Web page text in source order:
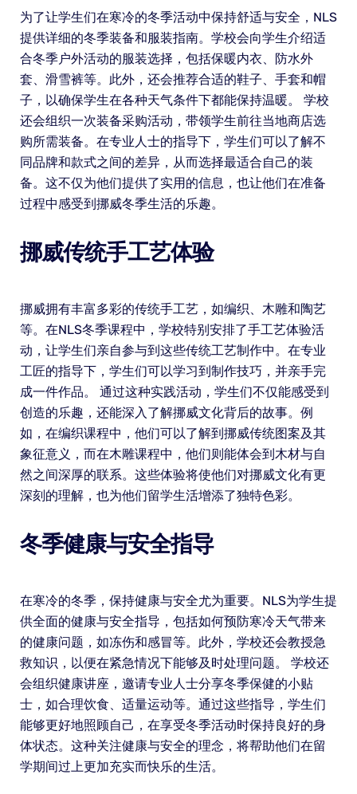
为了让学生们在寒冷的冬季活动中保持舒适与安全，NLS
提供详细的冬季装备和服装指南。学校会向学生介绍适
合冬季户外活动的服装选择，包括保暖内衣、防水外
套、滑雪裤等。此外，还会推荐合适的鞋子、手套和帽
子，以确保学生在各种天气条件下都能保持温暖。 学校
还会组织一次装备采购活动，带领学生前往当地商店选
购所需装备。在专业人士的指导下，学生们可以了解不
同品牌和款式之间的差异，从而选择最适合自己的装
备。这不仅为他们提供了实用的信息，也让他们在准备
过程中感受到挪威冬季生活的乐趣。
挪威传统手工艺体验
挪威拥有丰富多彩的传统手工艺，如编织、木雕和陶艺
等。在NLS冬季课程中，学校特别安排了手工艺体验活
动，让学生们亲自参与到这些传统工艺制作中。在专业
工匠的指导下，学生们可以学习到制作技巧，并亲手完
成一件作品。 通过这种实践活动，学生们不仅能感受到
创造的乐趣，还能深入了解挪威文化背后的故事。例
如，在编织课程中，他们可以了解到挪威传统图案及其
象征意义，而在木雕课程中，他们则能体会到木材与自
然之间深厚的联系。这些体验将使他们对挪威文化有更
深刻的理解，也为他们留学生活增添了独特色彩。
冬季健康与安全指导
在寒冷的冬季，保持健康与安全尤为重要。NLS为学生提
供全面的健康与安全指导，包括如何预防寒冷天气带来
的健康问题，如冻伤和感冒等。此外，学校还会教授急
救知识，以便在紧急情况下能够及时处理问题。 学校还
会组织健康讲座，邀请专业人士分享冬季保健的小贴
士，如合理饮食、适量运动等。通过这些指导，学生们
能够更好地照顾自己，在享受冬季活动时保持良好的身
体状态。这种关注健康与安全的理念，将帮助他们在留
学期间过上更加充实而快乐的生活。